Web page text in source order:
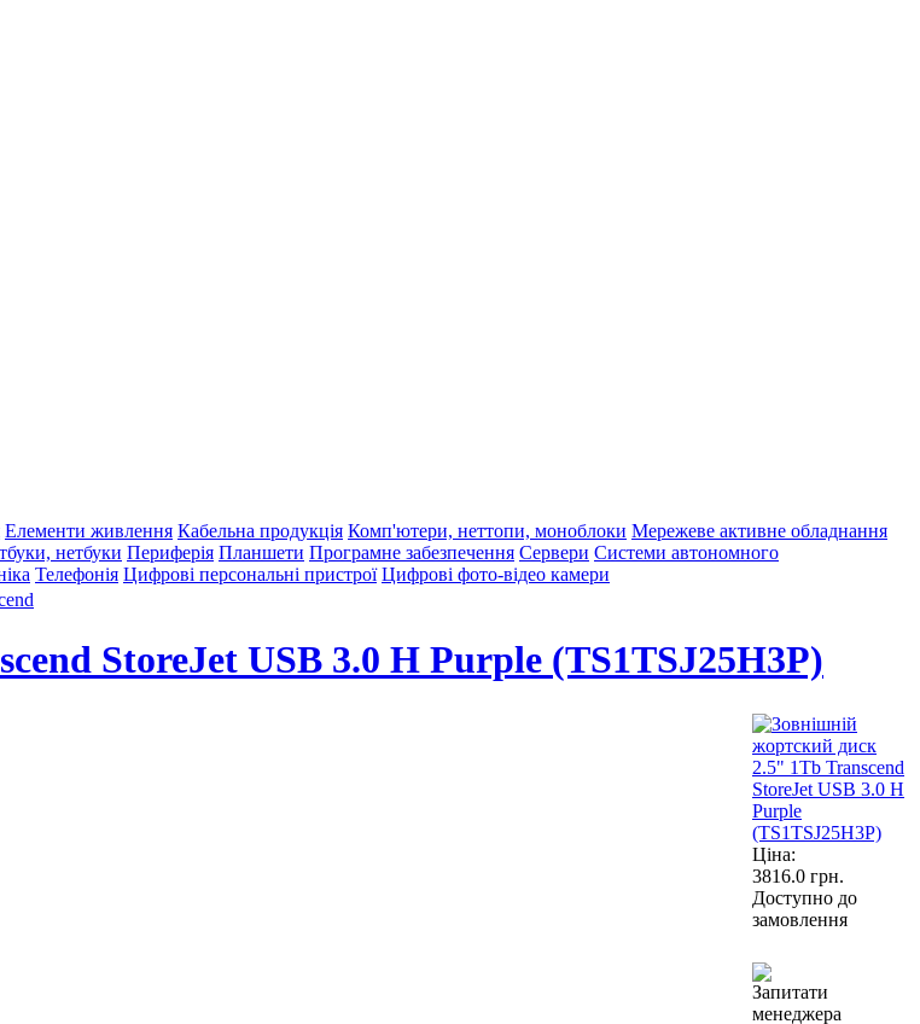
Елементи живлення Кабельна продукція Комп'ютери, неттопи, моноблоки Мережеве активне обладнання
нетбуки Периферія Планшети Програмне забезпечення Сервери Системи автономного
Телефонія Цифрові персональні пристрої Цифрові фото-відео камери
StoreJet USB 3.0 H Purple (TS1TSJ25H3P)
Ціна:
3816.0 грн.
Доступно до
замовлення